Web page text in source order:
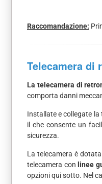
Raccomandazione:
Telecamera di
La telecamera di
comporta danni
Installate e collegate
il che consente un
sicurezza.
La telecamera è
telecamera con linee
opzioni qui sotto. Nel